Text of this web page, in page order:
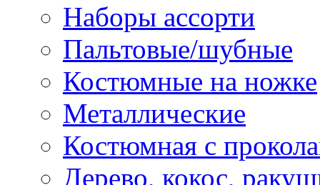
Наборы ассорти
Пальтовые/шубные
Костюмные на ножке
Металлические
Костюмная с
Дерево, кокос,